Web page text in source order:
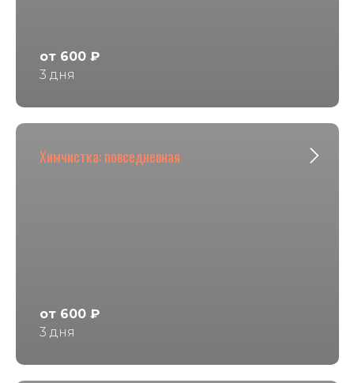
от 600 ₽
3 дня
Химчистка: повседневная
от 600 ₽
3 дня